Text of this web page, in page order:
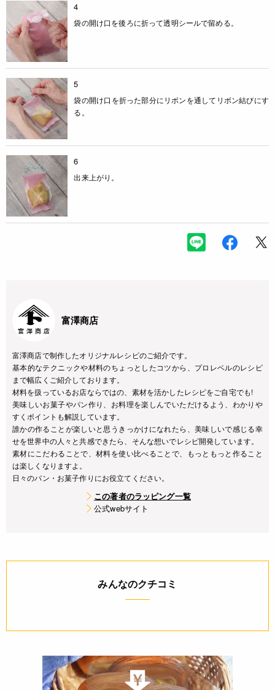
4
袋の開け口を後ろに折って透明シールで留める。
5
袋の開け口を折った部分にリボンを通してリボン結びにす
る。
6
出来上がり。
富澤商店
富澤商店で制作したオリジナルレシピのご紹介です。
基本的なテクニックや材料のちょっとしたコツから、プロレベルのレシピ
まで幅広くご紹介しております。
材料を扱っているお店ならではの、素材を活かしたレシピをご自宅でも!
美味しいお菓子やパン作り、お料理を楽しんでいただけるよう、わかりや
すくポイントも解説しています。
誰かの作ることが楽しいと思うきっかけになれたら、美味しいで感じる幸
せを世界中の人々と共感できたら、そんな想いでレシピ開発しています。
素材にこだわることで、材料を使い比べることで、もっともっと作ること
は楽しくなりますよ。
日々のパン・お菓子作りにお役立てください。
この著者のラッピング一覧
公式webサイト
みんなのクチコミ